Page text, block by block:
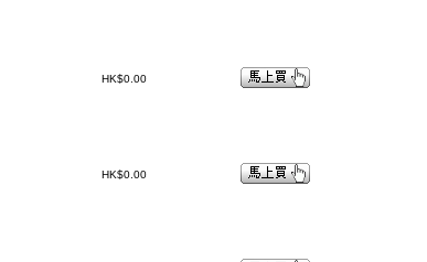
HK$0.00
HK$0.00